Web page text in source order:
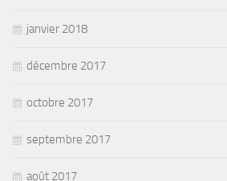
janvier 2018
décembre 2017
octobre 2017
septembre 2017
août 2017